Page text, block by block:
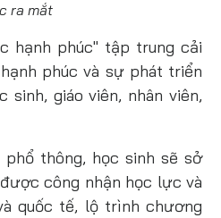
ra mắt
hạnh phúc" tập trung cải
phúc và sự phát triển
giáo viên, nhân viên,
thông, học sinh sẽ sở
công nhận học lực và
quốc tế, lộ trình chương